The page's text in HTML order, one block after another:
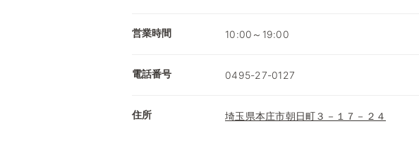
営業時間 10:00～19:00
電話番号 0495-27-0127
住所 埼玉県本庄市朝日町３－１７－２４